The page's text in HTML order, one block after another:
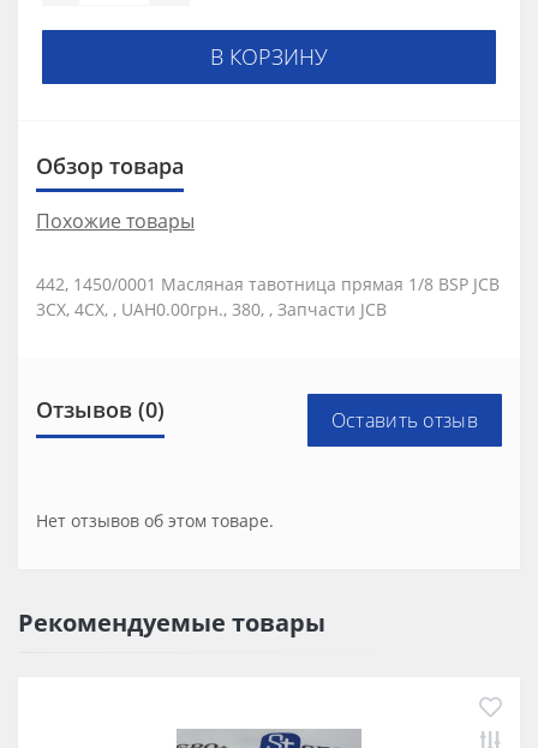
В КОРЗИНУ
Обзор товара
Похожие товары
442, 1450/0001 Масляная тавотница прямая 1/8 BSP JCB
3CX, 4CX, , UAH0.00грн., 380, , Запчасти JCB
Отзывов (0) Оставить отзыв
Нет отзывов об этом товаре.
Рекомендуемые товары